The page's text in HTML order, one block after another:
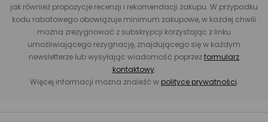
jak również propozycje recenzji i rekomendacji zakupu. W przypadku
kodu rabatowego obowiązuje minimum zakupowe, w każdej chwili
można zrezygnować z subskrypcji korzystając z linku
umożliwiającego rezygnację, znajdującego się w każdym
newsletterze lub wysyłając wiadomość poprzezformularz
kontaktowy.
Więcej informacji można znaleźć w polityce prywatności.